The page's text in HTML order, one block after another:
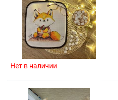
Нет в наличии